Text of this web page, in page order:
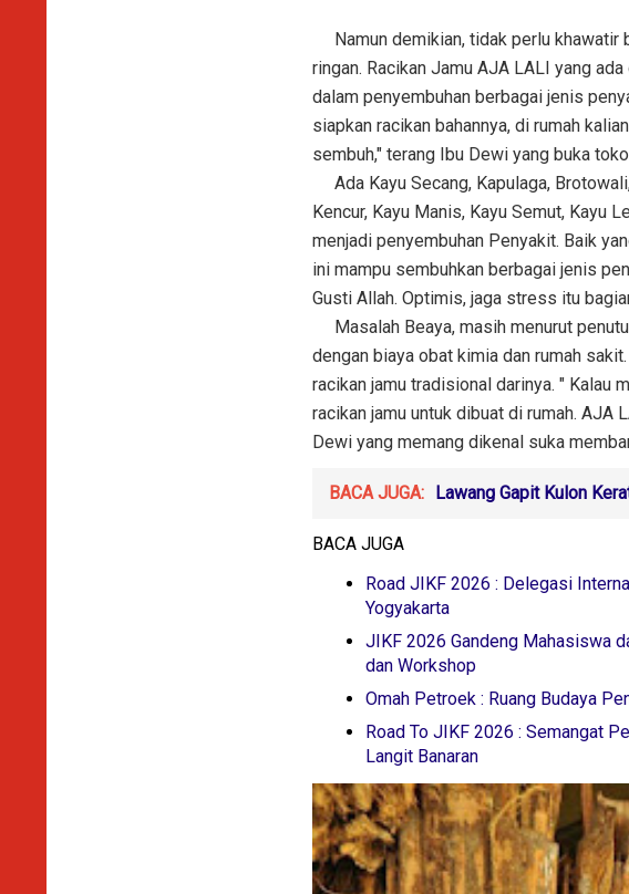
Namun demikian, tidak perlu khawatir
ringan. Racikan Jamu AJA LALI yang
dalam penyembuhan berbagai jenis
siapkan racikan bahannya, di rumah
sembuh," terang Ibu Dewi yang buka
Ada Kayu Secang, Kapulaga,
Kencur, Kayu Manis, Kayu Semut, Kayu
menjadi penyembuhan Penyakit. Baik
ini mampu sembuhkan berbagai jenis
Gusti Allah. Optimis, jaga stress itu
Masalah Beaya, masih menurut
dengan biaya obat kimia dan rumah
racikan jamu tradisional darinya. " Kalau
racikan jamu untuk dibuat di rumah. AJA
Dewi yang memang dikenal suka
BACA JUGA: Lawang Gapit Kulon
BACA JUGA
Road JIKF 2026 : Delegasi
Yogyakarta
JIKF 2026 Gandeng Mahasiswa
dan Workshop
Omah Petroek : Ruang Budaya
Road To JIKF 2026 : Semangat
Langit Banaran